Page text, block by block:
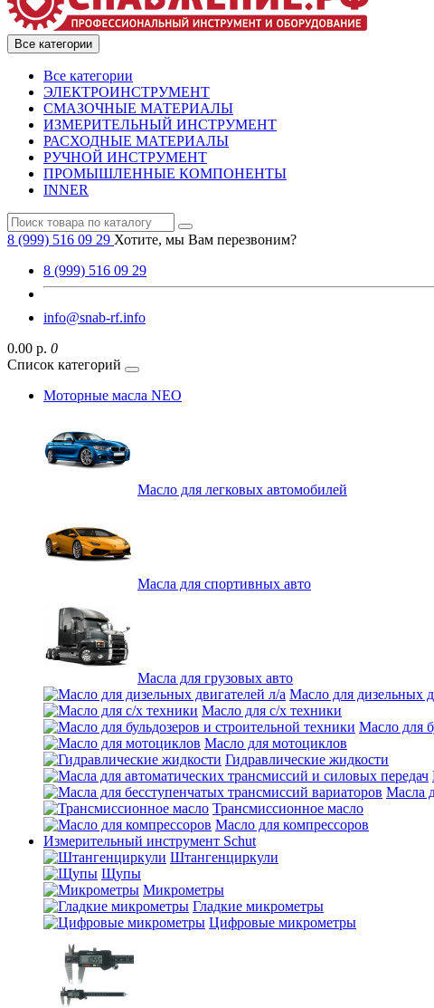
Все категории
Все категории
ЭЛЕКТРОИНСТРУМЕНТ
СМАЗОЧНЫЕ МАТЕРИАЛЫ
ИЗМЕРИТЕЛЬНЫЙ ИНСТРУМЕНТ
РАСХОДНЫЕ МАТЕРИАЛЫ
РУЧНОЙ ИНСТРУМЕНТ
ПРОМЫШЛЕННЫЕ КОМПОНЕНТЫ
INNER
8 (999) 516 09 29 Хотите, мы Вам перезвоним?
8 (999) 516 09 29
info@snab-rf.info
0.00 р. 0
Список категорий
Моторные масла NEO
Масло для легковых автомобилей
Масла для спортивных авто
Масла для грузовых авто
Масло для дизельных
Масло для с/х техники
Масло для
Масло для мотоциклов
Гидравлические жидкости
Масла
Трансмиссионное масло
Масло для компрессоров
Измерительный инструмент Schut
Штангенциркули
Щупы
Микрометры
Гладкие микрометры
Цифровые микрометры